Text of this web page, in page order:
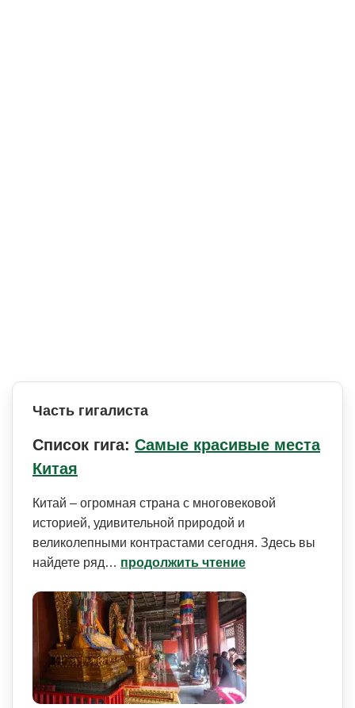
Часть гигалиста
Список гига: Самые красивые места
Китая
Китай – огромная страна с многовековой
историей, удивительной природой и
великолепными контрастами сегодня. Здесь вы
найдете ряд… продолжить чтение